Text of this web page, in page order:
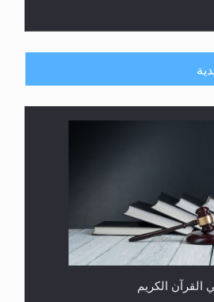
السنة الميلادية أو الهجرية؟
القرآن الكريم